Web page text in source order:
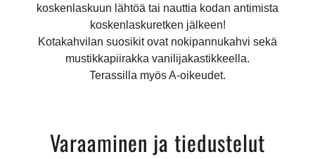
koskenlaskuun lähtöä tai nauttia kodan antimista
koskenlaskuretken jälkeen!
Kotakahvilan suosikit ovat nokipannukahvi sekä
mustikkapiirakka vanilijakastikkeella.
Terassilla myös A-oikeudet.
Varaaminen ja tiedustelut